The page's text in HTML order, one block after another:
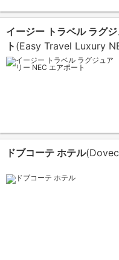
イージー トラベル ラグ
ト (Easy Travel Luxury
ドブコーテ ホテル